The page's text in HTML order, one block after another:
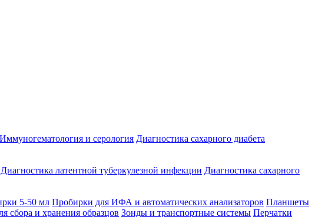
Иммуногематология и серология Диагностика сахарного диабета
Диагностика латентной туберкулезной инфекции Диагностика сахарного
5-50 мл Пробирки для ИФА и автоматических анализаторов Планшеты
сбора и хранения образцов Зонды и транспортные системы Перчатки